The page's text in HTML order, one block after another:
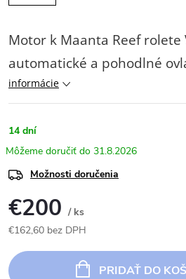
Motor k Maanta Reef rolete
automatické a pohodlné
informácie
14 dní
31.8.2026
Možnosti doručenia
€200 / ks
€162,60 bez DPH
cena:
PRIDAŤ DO